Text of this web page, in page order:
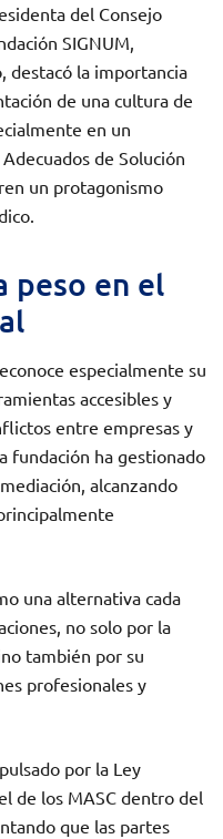
del Consejo
SIGNUM,
destacó la importancia
de una cultura de
en un
de Solución
un protagonismo
peso en el
especialmente su
accesibles y
entre empresas y
fundación ha gestionado
alcanzando
una alternativa cada
no solo por la
también por su
profesionales y
por la Ley
de los MASC dentro del
que las partes